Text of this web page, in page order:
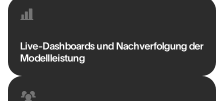
Live-Dashboards und Nachverfolgung der
Modellleistung